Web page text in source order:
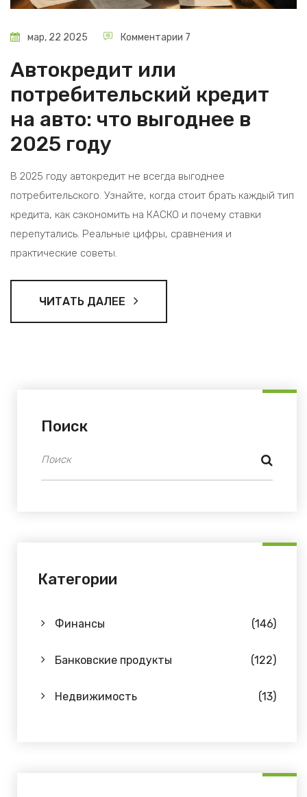
мар, 22 2025 Комментарии 7
Автокредит или
потребительский кредит
на авто: что выгоднее в
2025 году
В 2025 году автокредит не всегда выгоднее
потребительского. Узнайте, когда стоит брать каждый тип
кредита, как сэкономить на КАСКО и почему ставки
перепутались. Реальные цифры, сравнения и
практические советы.
ЧИТАТЬ ДАЛЕЕ
Поиск
Категории
Финансы (146)
Банковские продукты (122)
Недвижимость (13)